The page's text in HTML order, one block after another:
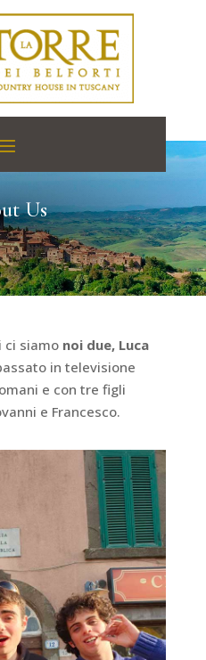
Us
ci siamo noi due, Luca
in televisione
e con tre figli
e Francesco.